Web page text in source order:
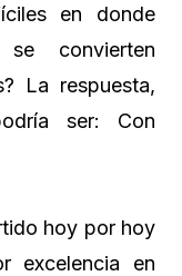
en donde
convierten
La respuesta,
ser: Con
hoy por hoy
excelencia en